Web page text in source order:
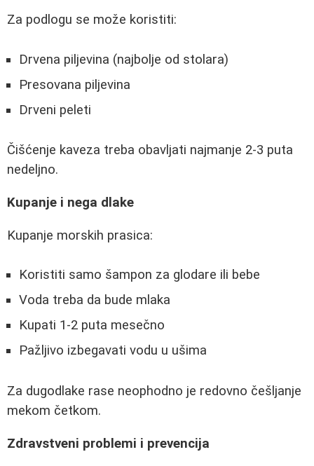
Za podlogu se može koristiti:
Drvena piljevina (najbolje od stolara)
Presovana piljevina
Drveni peleti
Čišćenje kaveza treba obavljati najmanje 2-3 puta
nedeljno.
Kupanje i nega dlake
Kupanje morskih prasica:
Koristiti samo šampon za glodare ili bebe
Voda treba da bude mlaka
Kupati 1-2 puta mesečno
Pažljivo izbegavati vodu u ušima
Za dugodlake rase neophodno je redovno češljanje
mekom četkom.
Zdravstveni problemi i prevencija